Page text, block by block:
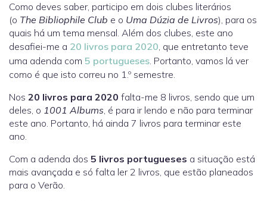
Como deves saber, participo em dois clubes literários
(o The Bibliophile Club e o Uma Dúzia de Livros), para os
quais há um tema mensal. Além dos clubes, este ano
desafiei-me a 20 livros para 2020, que entretanto teve
uma adenda com 5 portugueses. Portanto, vamos lá ver
como é que isto correu no 1.º semestre.
Nos 20 livros para 2020 falta-me 8 livros, sendo que um
deles, o 1001 Albums, é para ir lendo e não para terminar
este ano. Portanto, há ainda 7 livros para terminar este
ano.
Com a adenda dos 5 livros portugueses a situação está
mais avançada e só falta ler 2 livros, que estão planeados
para o Verão.